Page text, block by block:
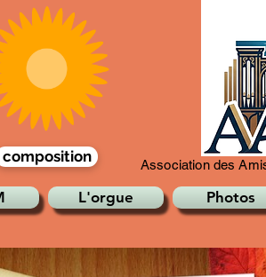
composition Association des
L'orgue Photos